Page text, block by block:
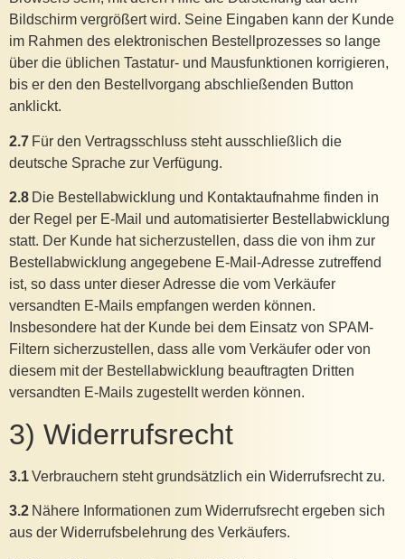
Bildschirm vergrößert wird. Seine Eingaben kann der Kunde
im Rahmen des elektronischen Bestellprozesses so lange
über die üblichen Tastatur- und Mausfunktionen korrigieren,
bis er den den Bestellvorgang abschließenden Button
anklickt.
2.7 Für den Vertragsschluss steht ausschließlich die
deutsche Sprache zur Verfügung.
2.8 Die Bestellabwicklung und Kontaktaufnahme finden in
der Regel per E-Mail und automatisierter Bestellabwicklung
statt. Der Kunde hat sicherzustellen, dass die von ihm zur
Bestellabwicklung angegebene E-Mail-Adresse zutreffend
ist, so dass unter dieser Adresse die vom Verkäufer
versandten E-Mails empfangen werden können.
Insbesondere hat der Kunde bei dem Einsatz von SPAM-
Filtern sicherzustellen, dass alle vom Verkäufer oder von
diesem mit der Bestellabwicklung beauftragten Dritten
versandten E-Mails zugestellt werden können.
3) Widerrufsrecht
3.1Verbrauchern steht grundsätzlich ein Widerrufsrecht zu.
3.2 Nähere Informationen zum Widerrufsrecht ergeben sich
aus der Widerrufsbelehrung des Verkäufers.